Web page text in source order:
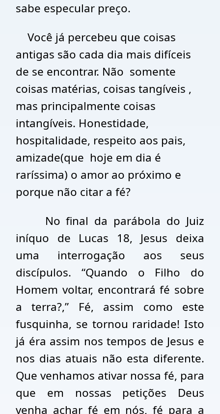
sabe especular preço.
Você já percebeu que coisas
antigas são cada dia mais difíceis
de se encontrar. Não somente
coisas matérias, coisas tangíveis ,
mas principalmente coisas
intangíveis. Honestidade,
hospitalidade, respeito aos pais,
amizade(que hoje em dia é
raríssima) o amor ao próximo e
porque não citar a fé?
No final da parábola do Juiz
iníquo de Lucas 18, Jesus deixa
uma interrogação aos seus
discípulos. “Quando o Filho do
Homem voltar, encontrará fé sobre
a terra?,” Fé, assim como este
fusquinha, se tornou raridade! Isto
já éra assim nos tempos de Jesus e
nos dias atuais não esta diferente.
Que venhamos ativar nossa fé, para
que em nossas petições Deus
venha achar fé em nós, fé para a